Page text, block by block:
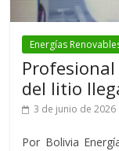
Energías
del litio
3 de junio de 2026
Por Bolivia